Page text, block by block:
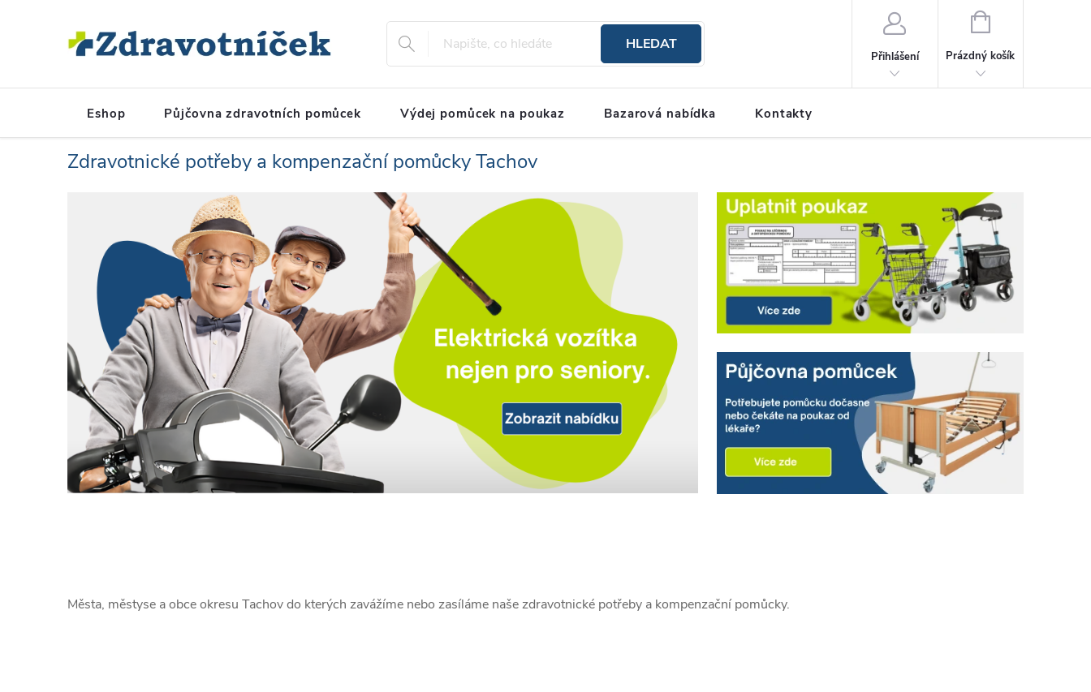
HLEDAT
Přihlášení
NÁKUPNÍ KOŠÍK
Prázdný košík
Eshop Půjčovna zdravotních pomůcek Výdej pomůcek na poukaz Bazarová nabídka Kontakty
Zdravotnické potřeby a kompenzační pomůcky Tachov
Města, městyse a obce okresu Tachov do kterých zavážíme nebo zasíláme naše zdravotnické potřeby a kompenzační pomůcky.